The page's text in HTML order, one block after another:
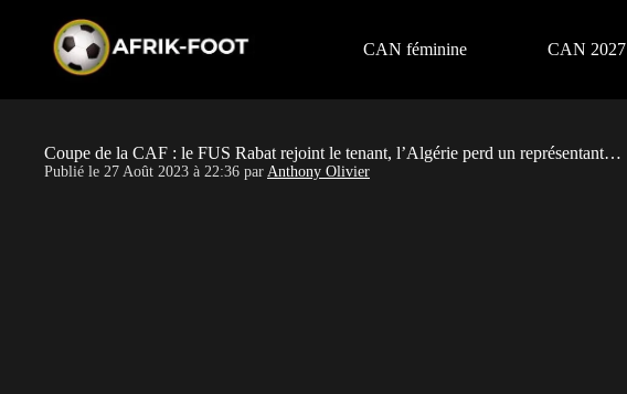
CAN féminine CAN 2027
Coupe de la CAF : le FUS Rabat rejoint le tenant, l’Algérie perd un représentant…
Publié le 27 Août 2023 à 22:36 par Anthony Olivier